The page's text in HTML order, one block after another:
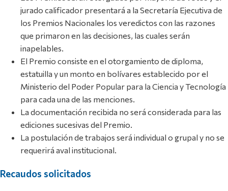
jurado calificador presentará a la Secretaría Ejecutiva de
los Premios Nacionales los veredictos con las razones
que primaron en las decisiones, las cuales serán
inapelables.
El Premio consiste en el otorgamiento de diploma,
estatuilla y un monto en bolívares establecido por el
Ministerio del Poder Popular para la Ciencia y Tecnología
para cada una de las menciones.
La documentación recibida no será considerada para las
ediciones sucesivas del Premio.
La postulación de trabajos será individual o grupal y no se
requerirá aval institucional.
Recaudos solicitados